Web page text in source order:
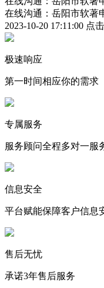
在线沟通：岳阳市软著
2023-10-20 17:11:00 点
极速响应
第一时间相应你的需求
专属服务
服务顾问全程多对一服
信息安全
平台赋能保障客户信息
售后无忧
承诺3年售后服务